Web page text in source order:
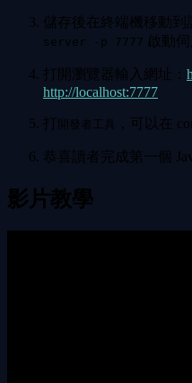
儲存後在終端機移動到
server -p 7777 啟動
打開瀏覽器輸入網址：
http://localhost:7777
打 開發者工具 ，可以在
恭喜讀者完成第一個
影片教學